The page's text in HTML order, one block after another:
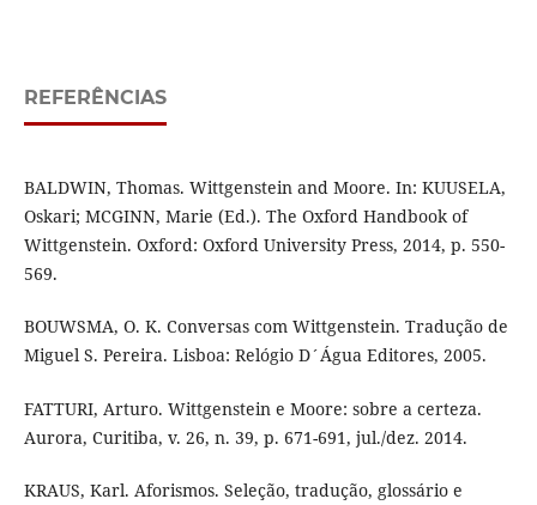
REFERÊNCIAS
BALDWIN, Thomas. Wittgenstein and Moore. In: KUUSELA,
Oskari; MCGINN, Marie (Ed.). The Oxford Handbook of
Wittgenstein. Oxford: Oxford University Press, 2014, p. 550-
569.
BOUWSMA, O. K. Conversas com Wittgenstein. Tradução de
Miguel S. Pereira. Lisboa: Relógio D´Água Editores, 2005.
FATTURI, Arturo. Wittgenstein e Moore: sobre a certeza.
Aurora, Curitiba, v. 26, n. 39, p. 671-691, jul./dez. 2014.
KRAUS, Karl. Aforismos. Seleção, tradução, glossário e